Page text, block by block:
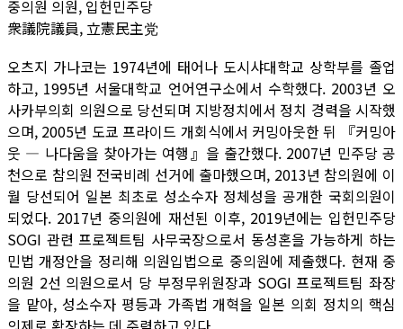
중의원 의원, 입헌민주당
衆議院議員, 立憲民主党
오츠지 가나코는 1974년에 태어나 도시샤대학교 상학부를 졸업
하고, 1995년 서울대학교 언어연구소에서 수학했다. 2003년 오
사카부의회 의원으로 당선되며 지방정치에서 정치 경력을 시작했
으며, 2005년 도쿄 프라이드 개회식에서 커밍아웃한 뒤 『커밍아
웃 ― 나다움을 찾아가는 여행』을 출간했다. 2007년 민주당 공
천으로 참의원 전국비례 선거에 출마했으며, 2013년 참의원에 이
월 당선되어 일본 최초로 성소수자 정체성을 공개한 국회의원이
되었다. 2017년 중의원에 재선된 이후, 2019년에는 입헌민주당
SOGI 관련 프로젝트팀 사무국장으로서 동성혼을 가능하게 하는
민법 개정안을 정리해 의원입법으로 중의원에 제출했다. 현재 중
의원 2선 의원으로서 당 부정무위원장과 SOGI 프로젝트팀 좌장
을 맡아, 성소수자 평등과 가족법 개혁을 일본 의회 정치의 핵심